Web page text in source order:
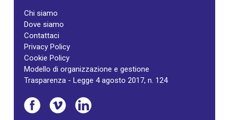
Chi siamo
Dove siamo
Contattaci
Privacy Policy
Cookie Policy
Modello di organizzazione e gestione
Trasparenza - Legge 4 agosto 2017, n. 124